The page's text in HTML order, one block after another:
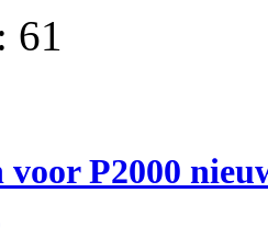
61
P2000